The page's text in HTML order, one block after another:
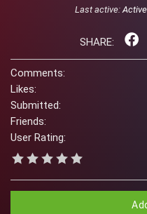
Last active:
SHARE:
Comments:
Likes:
Submitted:
Friends:
User Rating: